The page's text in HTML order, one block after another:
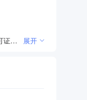
许可项目：道路货物运输（不含危险货物）。（依法须经批准的项目，经相关部门批准后方可开展经营活动，具体经营项目以相关部门批准文件或许可证件为准）一般项目：汽车销售；汽车零配件零售；新能源汽车整车销售；新能源汽车电附件销售；建筑工程用机械销售；机械设备销售；农业机械销售；机械电气设备销售；润滑油销售；化肥销售；肥料销售；国内贸易代理；销售代理；进出口代理；货物进出口；技术进出口；国内货物运输代理；国际货物运输代理；农产品的生产、销售、加工、运输、贮藏及其他相关服务；普通机械设备安装服务；家用电器安装服务；交通设施维修；金属制品修理；通用设备修理；专用设备修理；电气设备修理；仪器仪表修理；机械设备租赁；农业机械租赁；建筑工程机械与设备租赁；非金属矿及制品销售；金属矿石销售；稀土功能材料销售；中草药收购。（除依法须经批准的项目外，凭营业执照依法自主开展经营活动） 展开